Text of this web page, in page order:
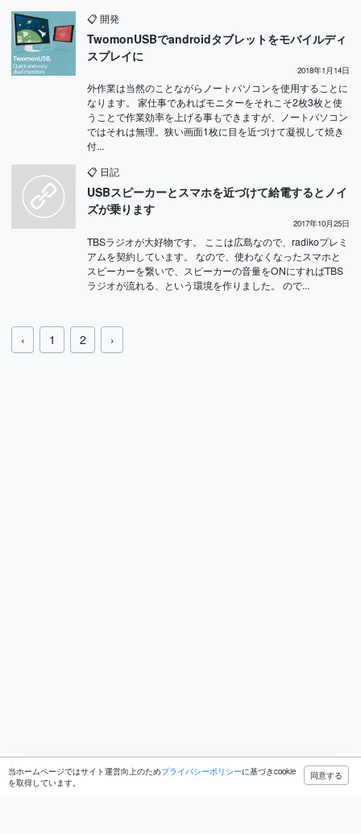
📋 開発
TwomonUSBでandroidタブレットをモバイルディ
スプレイに
2018年1月14日
外作業は当然のことながらノートパソコンを使用することに
なります。 家仕事であればモニターをそれこそ2枚3枚と使
うことで作業効率を上げる事もできますが、ノートパソコン
ではそれは無理。狭い画面1枚に目を近づけて凝視して焼き
付...
📋 日記
USBスピーカーとスマホを近づけて給電するとノイ
ズが乗ります
2017年10月25日
TBSラジオが大好物です。 ここは広島なので、radikoプレミ
アムを契約しています。 なので、使わなくなったスマホと
スピーカーを繋いで、スピーカーの音量をONにすればTBS
ラジオが流れる、という環境を作りました。 ので...
‹ 1 2 ›
当ホームページではサイト運営向上のためプライバシーポリシーに基づきcookie
を取得しています。
同意する